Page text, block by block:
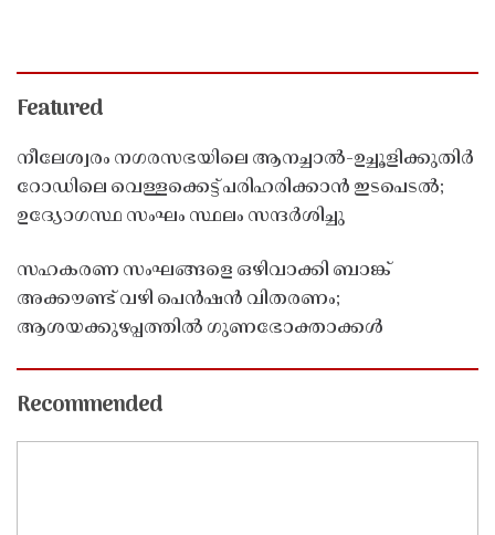
Featured
നീലേശ്വരം നഗരസഭയിലെ ആനച്ചാൽ-ഉച്ചൂളിക്കുതിർ
റോഡിലെ വെള്ളക്കെട്ട് പരിഹരിക്കാൻ ഇടപെടൽ;
ഉദ്യോഗസ്ഥ സംഘം സ്ഥലം സന്ദർശിച്ചു
സഹകരണ സംഘങ്ങളെ ഒഴിവാക്കി ബാങ്ക്
അക്കൗണ്ട് വഴി പെൻഷൻ വിതരണം;
ആശയക്കുഴപ്പത്തിൽ ഗുണഭോക്താക്കൾ
Recommended